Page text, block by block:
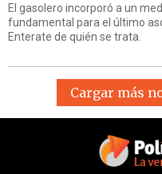
El gasolero incorporó a un
fundamental para el último
Enterate de quién se trata.
Cargar más